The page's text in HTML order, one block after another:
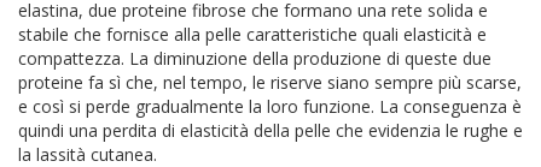
elastina, due proteine fibrose che formano una rete solida e
stabile che fornisce alla pelle caratteristiche quali elasticità e
compattezza. La diminuzione della produzione di queste due
proteine fa sì che, nel tempo, le riserve siano sempre più scarse,
e così si perde gradualmente la loro funzione. La conseguenza è
quindi una perdita di elasticità della pelle che evidenzia le rughe e
la lassità cutanea.